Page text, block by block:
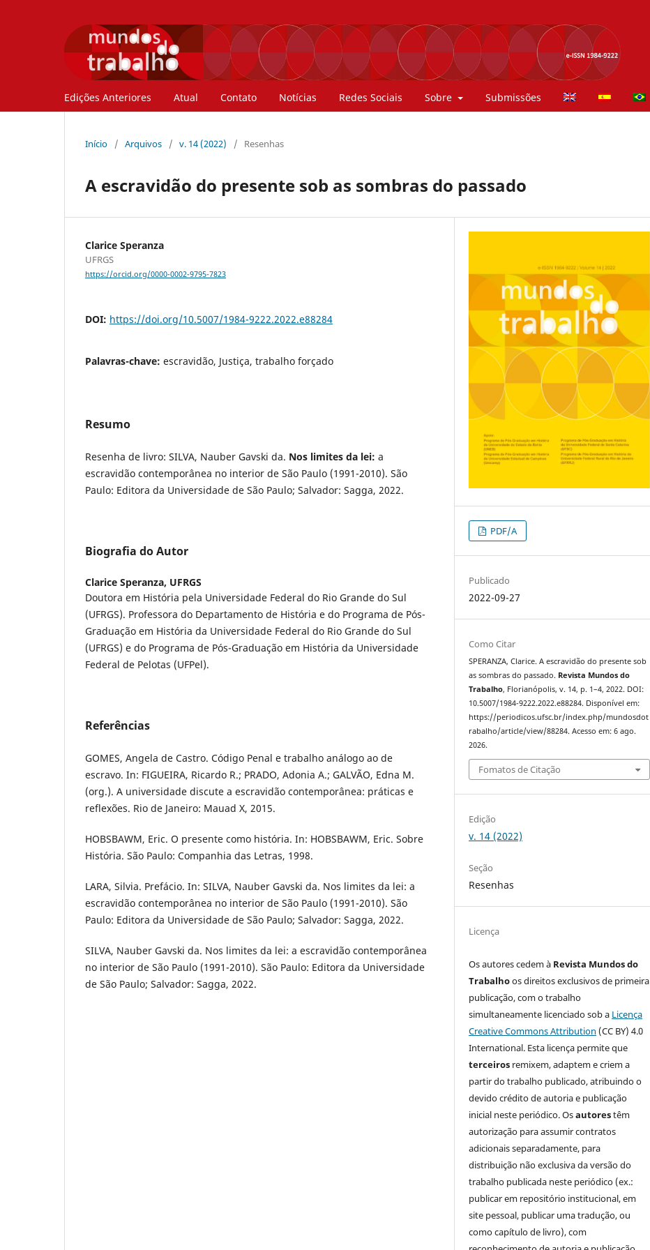
Edições Anteriores Atual Contato Notícias Redes Sociais Sobre Submissões
Início / Arquivos / v. 14 (2022) / Resenhas
A escravidão do presente sob as sombras do passado
Clarice Speranza
UFRGS
https://orcid.org/0000-0002-9795-7823
DOI: https://doi.org/10.5007/1984-9222.2022.e88284
Palavras-chave: escravidão, Justiça, trabalho forçado
Resumo
Resenha de livro: SILVA, Nauber Gavski da. Nos limites da lei: a
escravidão contemporânea no interior de São Paulo (1991-2010). São
Paulo: Editora da Universidade de São Paulo; Salvador: Sagga, 2022.
Biografia do Autor
Clarice Speranza, UFRGS
Doutora em História pela Universidade Federal do Rio Grande do Sul
(UFRGS). Professora do Departamento de História e do Programa de Pós-
Graduação em História da Universidade Federal do Rio Grande do Sul
(UFRGS) e do Programa de Pós-Graduação em História da Universidade
Federal de Pelotas (UFPel).
Referências
GOMES, Angela de Castro. Código Penal e trabalho análogo ao de
escravo. In: FIGUEIRA, Ricardo R.; PRADO, Adonia A.; GALVÃO, Edna M.
(org.). A universidade discute a escravidão contemporânea: práticas e
reflexões. Rio de Janeiro: Mauad X, 2015.
HOBSBAWM, Eric. O presente como história. In: HOBSBAWM, Eric. Sobre
História. São Paulo: Companhia das Letras, 1998.
LARA, Silvia. Prefácio. In: SILVA, Nauber Gavski da. Nos limites da lei: a
escravidão contemporânea no interior de São Paulo (1991-2010). São
Paulo: Editora da Universidade de São Paulo; Salvador: Sagga, 2022.
SILVA, Nauber Gavski da. Nos limites da lei: a escravidão contemporânea
no interior de São Paulo (1991-2010). São Paulo: Editora da Universidade
de São Paulo; Salvador: Sagga, 2022.
PDF/A
Publicado
2022-09-27
Como Citar
SPERANZA, Clarice. A escravidão do presente sob
as sombras do passado. Revista Mundos do
Trabalho, Florianópolis, v. 14, p. 1–4, 2022. DOI:
10.5007/1984-9222.2022.e88284. Disponível em:
https://periodicos.ufsc.br/index.php/mundosdot
rabalho/article/view/88284. Acesso em: 6 ago.
2026.
Fomatos de Citação
Edição
v. 14 (2022)
Seção
Resenhas
Licença
Os autores cedem à Revista Mundos do
Trabalhoos direitos exclusivos de primeira
publicação, com o trabalho
simultaneamente licenciado sob a Licença
Creative Commons Attribution (CC BY) 4.0
International. Esta licença permite que
terceiros remixem, adaptem e criem a
partir do trabalho publicado, atribuindo o
devido crédito de autoria e publicação
inicial neste periódico. Osautorestêm
autorização para assumir contratos
adicionais separadamente, para
distribuição não exclusiva da versão do
trabalho publicada neste periódico (ex.:
publicar em repositório institucional, em
site pessoal, publicar uma tradução, ou
como capítulo de livro), com